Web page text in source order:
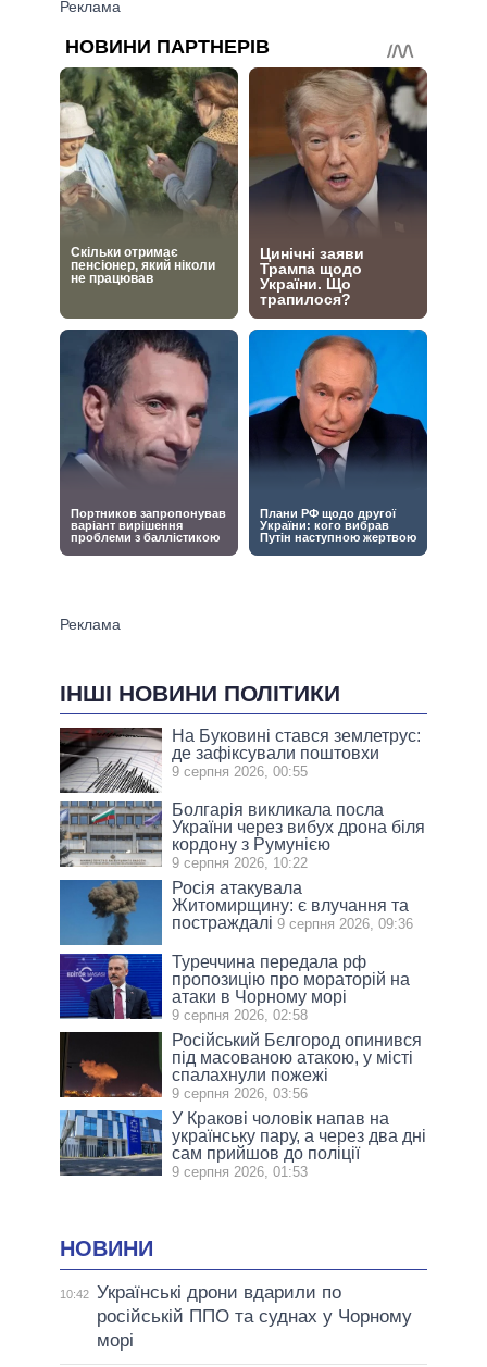
ІНШІ НОВИНИ ПОЛІТИКИ
На Буковині стався землетрус:
де зафіксували поштовхи
9 серпня 2026, 00:55
Болгарія викликала посла
України через вибух дрона біля
кордону з Румунією
9 серпня 2026, 10:22
Росія атакувала
Житомирщину: є влучання та
постраждалі 9 серпня 2026, 09:36
Туреччина передала рф
пропозицію про мораторій на
атаки в Чорному морі
9 серпня 2026, 02:58
Російський Бєлгород опинився
під масованою атакою, у місті
спалахнули пожежі
9 серпня 2026, 03:56
У Кракові чоловік напав на
українську пару, а через два дні
сам прийшов до поліції
9 серпня 2026, 01:53
НОВИНИ
10:42 Українські дрони вдарили по
російській ППО та суднах у Чорному
морі